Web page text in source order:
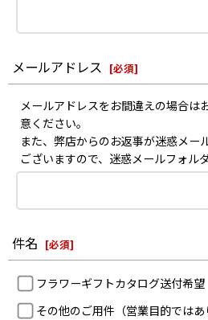
メールアドレス [必須]
メールアドレスをお間違えの場合は
意ください。
また、弊店からのお返事が迷惑メー
ございますので、迷惑メールフォル
件名 [必須]
フラワーギフトカタログ送付希望
その他のご用件（営業目的ではあ